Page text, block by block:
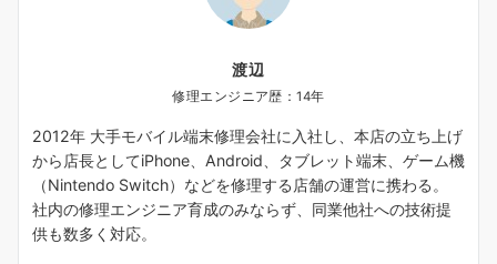
渡辺
修理エンジニア歴：14年
2012年 大手モバイル端末修理会社に入社し、本店の立ち上げ
から店長としてiPhone、Android、タブレット端末、ゲーム機
（Nintendo Switch）などを修理する店舗の運営に携わる。
社内の修理エンジニア育成のみならず、同業他社への技術提
供も数多く対応。